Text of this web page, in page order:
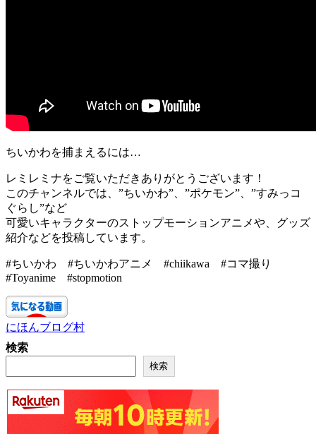
ちいかわを捕まえるには…
レミレミナをご覧いただきありがとうございます！
このチャンネルでは、”ちいかわ”、”ポケモン”、”すみっコ
ぐらし”など
可愛いキャラクターのストップモーションアニメや、グッズ
紹介などを投稿しています。
#ちいかわ #ちいかわアニメ #chiikawa #コマ撮り
#Toyanime #stopmotion
にほんブログ村
検索
検索